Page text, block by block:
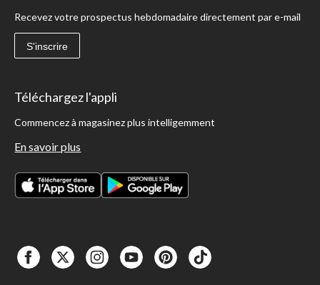
Recevez votre prospectus hebdomadaire directement par e-mail
S'inscrire
Téléchargez l'appli
Commencez à magasinez plus intelligemment
En savoir plus